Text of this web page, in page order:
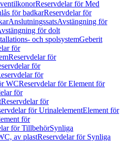
Reservdelar för Med
för badkarReservdelar för
AnslutningssatsAvstängning för
för dolt
och spolsystemGeberit
för
Reservdelar för
för
för
WCReservdelar för Element för
för
Reservdelar för
för UrinalelementElement för
för
för TillbehörSynliga
av plastReservdelar för Synliga